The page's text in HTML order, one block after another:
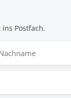
Postfach.